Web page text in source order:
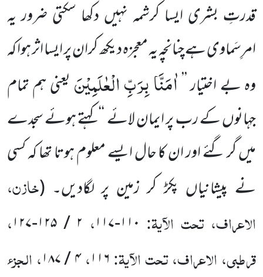
قدرتِ بشری ایسا کرشمہ نہیں دکھا سکتی ضرور یہ
امرِسَماوی ہے چنانچہ یہ معجزہ دیکھ کران پر ایسا اثر ہوا کہ
وہ بے اختیار ’’اٰمَنَّا بِرَبِّ الْعٰلَمِیْنَیعنی ہم تمام
جہانوں کے رب پر ایمان لائے‘‘ کہتے ہوئے سجدے
میں گر گئے اور ان کا حال ایسے معلوم ہوتا تھا کہ کسی
نے پیشانیاں پکڑ کر زمین پر لگادیں۔ (خازن،
الاعراف، تحت الآیۃ: ۱۱۰-۱۱۷، ۲ / ۱۲۵-۱۲۷،
قرطبی، الاعراف، تحت الآیۃ:۱۱۶،۴/۱۸۷، الجزء